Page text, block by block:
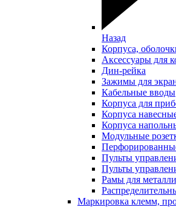
Назад
Корпуса,
Аксессуары для
Дин-рейка
Зажимы для
Кабельные вводы
Корпуса для
Корпуса
Корпуса
Модульные
Пульты
Пульты
Рамы для
Маркировка клемм,